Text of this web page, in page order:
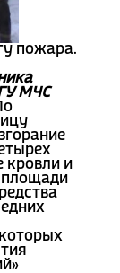
пожара.
МЧС
кровли и
площади